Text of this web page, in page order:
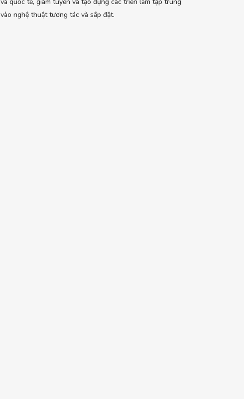
vào nghệ thuật tương tác và sắp đặt.